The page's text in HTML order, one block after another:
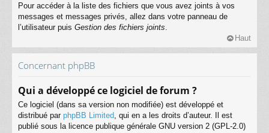
Pour accéder à la liste des fichiers que vous avez joints à vos
messages et messages privés, allez dans votre panneau de
l’utilisateur puis Gestion des fichiers joints
Haut
Concernant phpBB
Qui a développé ce logiciel de forum ?
Ce logiciel (dans sa version non modifiée) est développé et
distribué par phpBB Limited, qui en a les droits d’auteur. Il est
publié sous la licence publique générale GNU version 2 (GPL-2.0)